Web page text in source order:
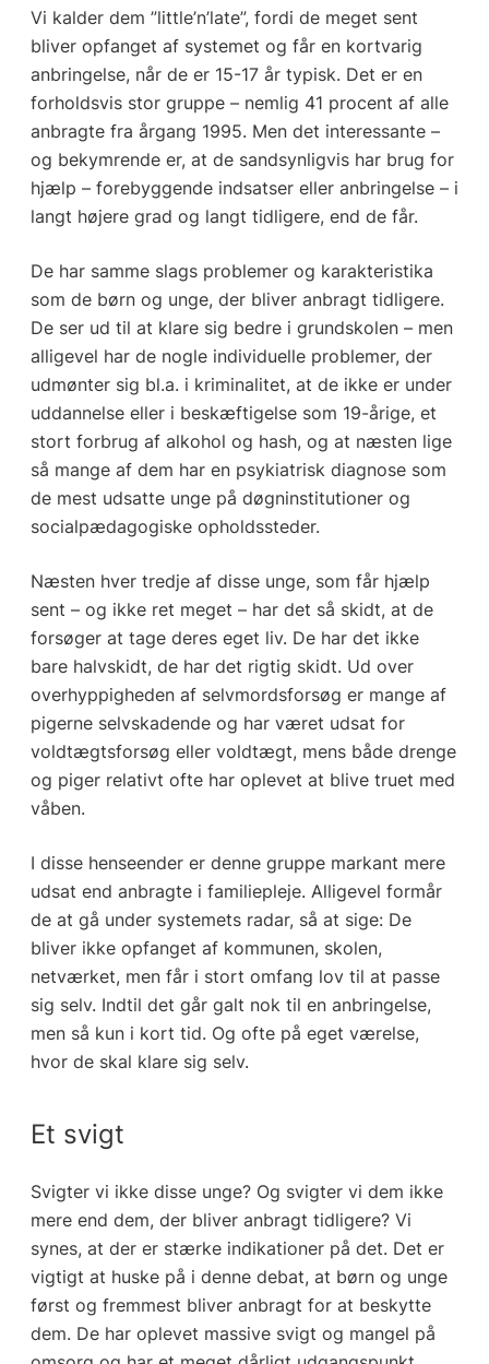
Vi kalder dem ”little’n’late”, fordi de meget sent
bliver opfanget af systemet og får en kortvarig
anbringelse, når de er 15-17 år typisk. Det er en
forholdsvis stor gruppe – nemlig 41 procent af alle
anbragte fra årgang 1995. Men det interessante –
og bekymrende er, at de sandsynligvis har brug for
hjælp – forebyggende indsatser eller anbringelse – i
langt højere grad og langt tidligere, end de får.
De har samme slags problemer og karakteristika
som de børn og unge, der bliver anbragt tidligere.
De ser ud til at klare sig bedre i grundskolen – men
alligevel har de nogle individuelle problemer, der
udmønter sig bl.a. i kriminalitet, at de ikke er under
uddannelse eller i beskæftigelse som 19-årige, et
stort forbrug af alkohol og hash, og at næsten lige
så mange af dem har en psykiatrisk diagnose som
de mest udsatte unge på døgninstitutioner og
socialpædagogiske opholdssteder.
Næsten hver tredje af disse unge, som får hjælp
sent – og ikke ret meget – har det så skidt, at de
forsøger at tage deres eget liv. De har det ikke
bare halvskidt, de har det rigtig skidt. Ud over
overhyppigheden af selvmordsforsøg er mange af
pigerne selvskadende og har været udsat for
voldtægtsforsøg eller voldtægt, mens både drenge
og piger relativt ofte har oplevet at blive truet med
våben.
I disse henseender er denne gruppe markant mere
udsat end anbragte i familiepleje. Alligevel formår
de at gå under systemets radar, så at sige: De
bliver ikke opfanget af kommunen, skolen,
netværket, men får i stort omfang lov til at passe
sig selv. Indtil det går galt nok til en anbringelse,
men så kun i kort tid. Og ofte på eget værelse,
hvor de skal klare sig selv.
Et svigt
Svigter vi ikke disse unge? Og svigter vi dem ikke
mere end dem, der bliver anbragt tidligere? Vi
synes, at der er stærke indikationer på det. Det er
vigtigt at huske på i denne debat, at børn og unge
først og fremmest bliver anbragt for at beskytte
dem. De har oplevet massive svigt og mangel på